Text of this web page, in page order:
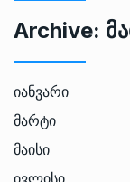
Archive:
იანვარი
მარტი
მაისი
ივლისი